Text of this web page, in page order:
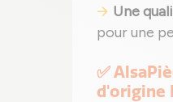
Une
pour une
✅
d'origine